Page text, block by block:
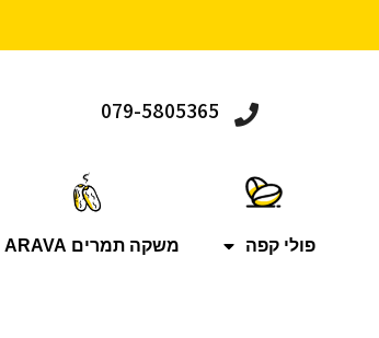
079-5805365
פולי קפה משקה תמרים ARAVA